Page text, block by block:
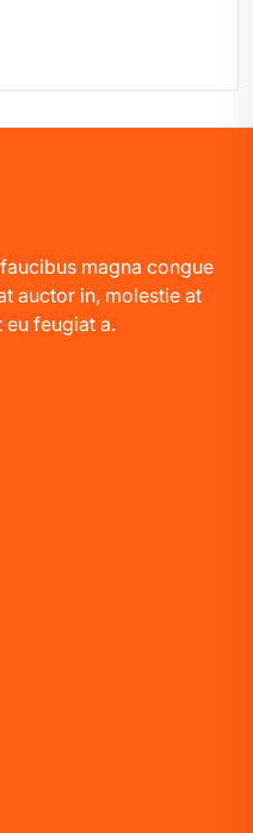
magna congue
auctor in, molestie at
eu feugiat a.